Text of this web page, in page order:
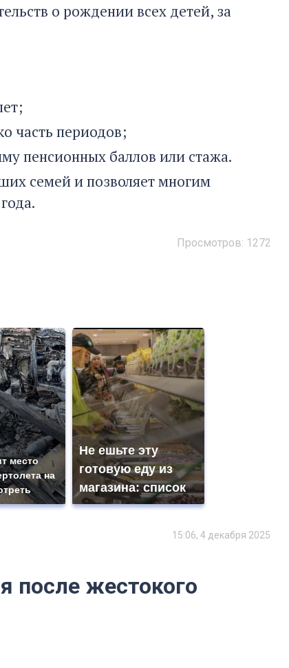
о рождении всех детей, за
часть периодов;
пенсионных баллов или стажа.
семей и позволяет многим
Просмотров: 1272
место
на
Не ешьте эту
готовую еду из
магазина: список
15:06, 4 декабря 2025
после жестокого